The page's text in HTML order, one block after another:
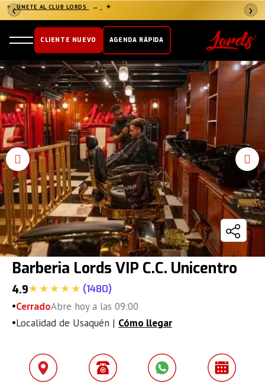
❮ ❯
✦ ÚNETE AL CLUB LORDS → ✦
CLIENTE NUEVO AGENDA RÁPIDA
Barberia Lords VIP C.C. Unicentro
4.9 (1480)
•CerradoAbre hoy a las 09:00
•Localidad de Usaquén | Cómo llegar